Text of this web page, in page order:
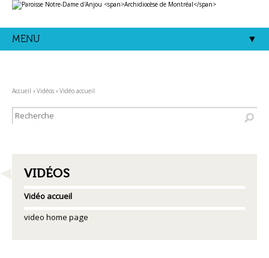
Aller
au
|
Aller
Outils
personnels
MENU
Accueil › Vidéos › Vidéo accueil
NAVIGATION
VIDÉOS
Vidéo accueil
video home page